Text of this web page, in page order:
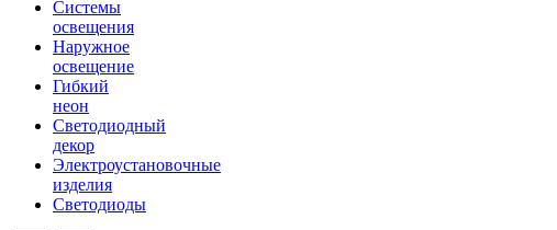
Системы
освещения
Наружное
освещение
Гибкий
неон
Светодиодный
декор
Электроустановочные
изделия
Светодиоды